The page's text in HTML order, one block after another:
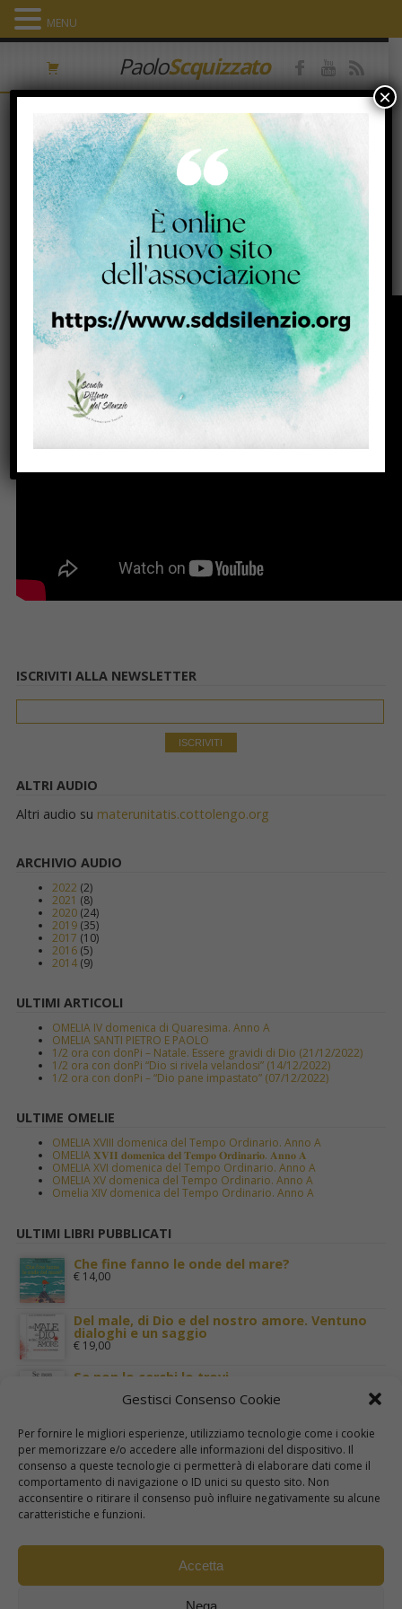
Gestisci Consenso Cookie
Per fornire le migliori esperienze, utilizziamo tecnologie come i cookie
per memorizzare e/o accedere alle informazioni del dispositivo. Il
consenso a queste tecnologie ci permetterà di elaborare dati come il
comportamento di navigazione o ID unici su questo sito. Non
acconsentire o ritirare il consenso può influire negativamente su alcune
caratteristiche e funzioni.
Accetta
Nega
PaoloScquizzato
L’enigma Gesù. Un percorso sul
vangelo di Marco. On line
(17/01/2021)
27 Marzo 2021
Facebook
Twitter
EmailCondividi
ISCRIVITI ALLA NEWSLETTER
ALTRI AUDIO
Altri audio su materunitatis.cottolengo.org
ARCHIVIO AUDIO
2022 (2)
2021 (8)
2020(24)
2019(35)
2017 (10)
2016(5)
2014(9)
ULTIMI ARTICOLI
OMELIA IV domenica di Quaresima. Anno A
OMELIA SANTI PIETRO E PAOLO
1/2 ora con donPi – Natale. Essere gravidi di Dio (21/12/2022)
1/2 ora con donPi “Dio si rivela velandosi” (14/12/2022)
1/2 ora con donPi – “Dio pane impastato” (07/12/2022)
ULTIME OMELIE
OMELIA XVIII domenica del Tempo Ordinario. Anno A
OMELIA 𝐗𝐕𝐈𝐈 𝐝𝐨𝐦𝐞𝐧𝐢𝐜𝐚 𝐝𝐞𝐥 𝐓𝐞𝐦𝐩𝐨 𝐎𝐫𝐝𝐢𝐧𝐚𝐫𝐢𝐨. 𝐀𝐧𝐧𝐨 𝐀
OMELIA XVI domenica del Tempo Ordinario. Anno A
OMELIA XV domenica del Tempo Ordinario. Anno A
Omelia XIV domenica del Tempo Ordinario. Anno A
ULTIMI LIBRI PUBBLICATI
Che fine fanno le onde del mare?
€14,00
Del male, di Dio e del nostro amore. Ventuno
dialoghi e un saggio
€19,00
Se non lo cerchi lo trovi
Terra Santa nei luoghi di Gesù
€29,00
I cinque sensi. Per una mistica della carne
€22,00
MENU
×